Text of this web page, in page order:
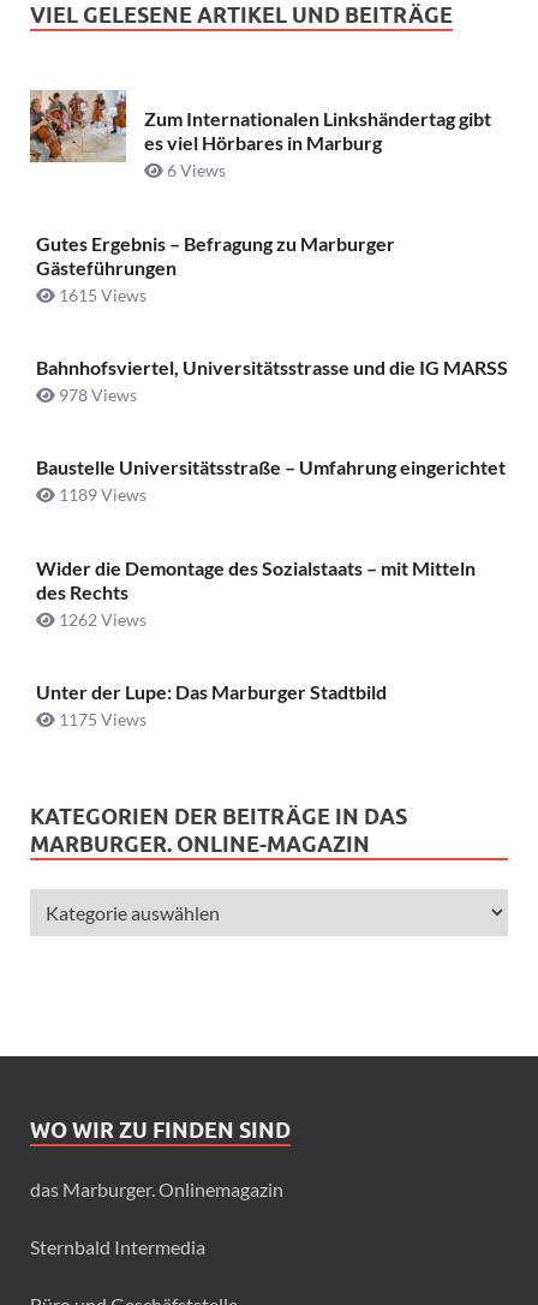
VIEL GELESENE ARTIKEL UND BEITRÄGE
Zum Internationalen Linkshändertag gibt
es viel Hörbares in Marburg
6 Views
Gutes Ergebnis – Befragung zu Marburger
Gästeführungen
1615 Views
Bahnhofsviertel, Universitätsstrasse und die IG MARSS
978 Views
Baustelle Universitätsstraße ­– Umfahrung eingerichtet
1189 Views
Wider die Demontage des Sozialstaats – mit Mitteln
des Rechts
1262 Views
Unter der Lupe: Das Marburger Stadtbild
1175 Views
KATEGORIEN DER BEITRÄGE IN DAS
MARBURGER. ONLINE-MAGAZIN
WO WIR ZU FINDEN SIND
das Marburger. Onlinemagazin
Sternbald Intermedia